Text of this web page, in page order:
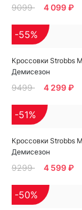
9099 4 099 ₽
Кроссовки Strobbs
Демисезон
-55%
9499 4 299 ₽
Кроссовки Strobbs
Демисезон
-51%
9299 4 599 ₽
-50%